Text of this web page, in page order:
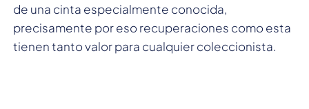
de una cinta especialmente conocida,
precisamente por eso recuperaciones como esta
tienen tanto valor para cualquier coleccionista.